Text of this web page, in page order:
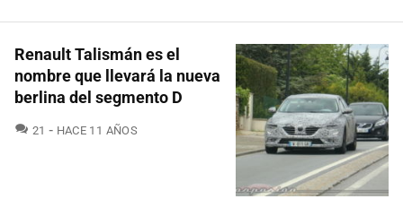
Renault Talismán es el
nombre que llevará la nueva
berlina del segmento D
21 COMENTARIOS
HACE 11 AÑOS